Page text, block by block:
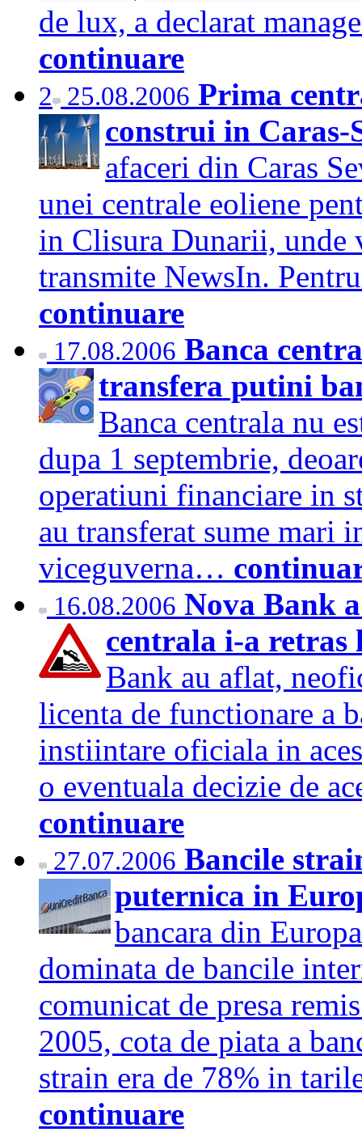
de lux, a declarat
continuare
2 25.08.2006 Prima
construi in Caras-
afaceri din Caras
unei centrale eoliene
in Clisura Dunarii, unde
transmite NewsIn.
continuare
17.08.2006 Banca
transfera putini
Banca centrala nu
dupa 1 septembrie,
operatiuni financiare in
au transferat sume mari
viceguverna…
16.08.2006 Nova Bank
centrala i-a retras
Bank au aflat,
licenta de functionare a
instiintare oficiala in
o eventuala decizie de
continuare
27.07.2006 Bancile
puternica in
bancara din
dominata de bancile
comunicat de presa
2005, cota de piata a
strain era de 78% in
continuare